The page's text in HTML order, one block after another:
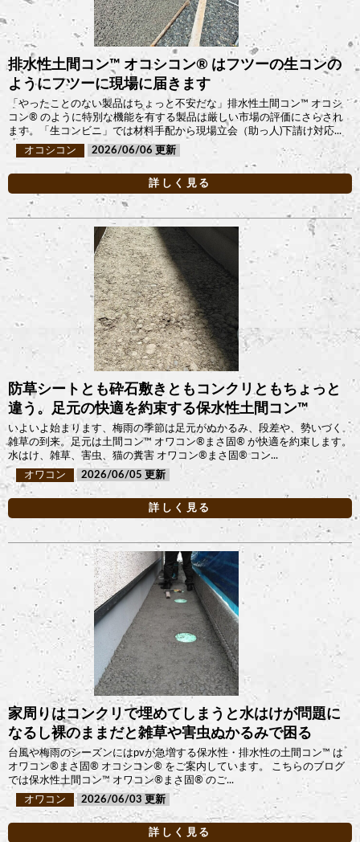
排水性土間コン™︎ オコシコン®︎ はフツーの生コンの
ようにフツーに現場に届きます
「やったことのない製品はちょっと不安だな」排水性土間コン™︎ オコシ
コン®︎ のように特別な機能を有する製品は厳しい市場の評価にさらされ
ます。「生コンビニ」では材料手配から現場立会（助っ人)下請け対応...
オコシコン
2026/06/06
詳しく見る
防草シートとも砕石敷きともコンクリともちょっと
違う。足元の快適を約束する保水性土間コン™︎
いよいよ始まります、梅雨の季節は足元がぬかるみ、段差や、勢いづく
雑草の到来。足元は土間コン™︎ オワコン®︎まさ固®︎ が快適を約束します。
水はけ、雑草、害虫、猫の糞害 オワコン®︎まさ固®︎ コン...
オワコン
2026/06/05
詳しく見る
家周りはコンクリで埋めてしまうと水はけが問題に
なるし裸のままだと雑草や害虫ぬかるみで困る
台風や梅雨のシーズンにはpvが急増する保水性・排水性の土間コン™︎ は
オワコン®︎まさ固®︎ オコシコン®︎ をご案内しています。 こちらのブログ
では保水性土間コン™︎ オワコン®︎まさ固®︎ のご...
オワコン
2026/06/03
詳しく見る